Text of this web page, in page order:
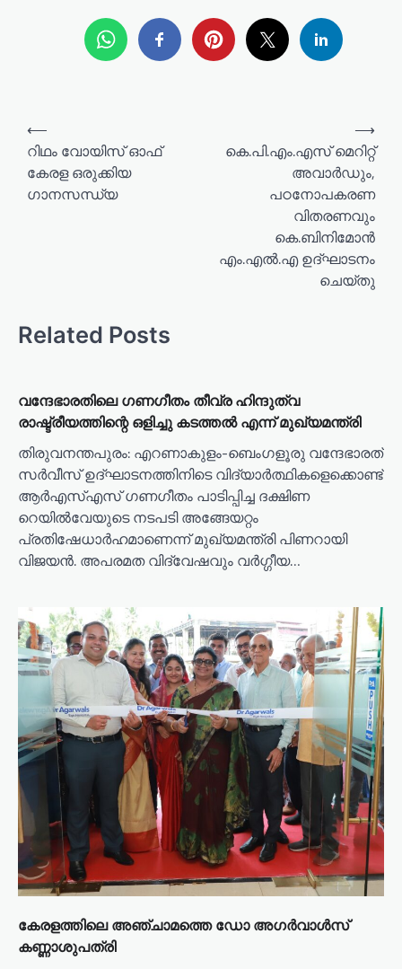
g
t
i
o
n
⟵
റിഥം വോയിസ് ഓഫ്
കേരള ഒരുക്കിയ
ഗാനസന്ധ്യ
കെ.പി.എം.എസ് മെറിറ്റ്
അവാർഡും,
പഠനോപകരണ
വിതരണവും
കെ.ബിനിമോൻ
എം.എൽ.എ ഉദ്ഘാടനം
ചെയ്തു
⟶
Related Posts
വന്ദേഭാരതിലെ ഗണഗീതം തീവ്ര ഹിന്ദുത്വ
രാഷ്ട്രീയത്തിന്റെ ഒളിച്ചു കടത്തല്‍ എന്ന് മുഖ്യമന്ത്രി
തിരുവനന്തപുരം: എറണാകുളം-ബെംഗളൂരു വന്ദേഭാരത്
സര്‍വീസ് ഉദ്ഘാടനത്തിനിടെ വിദ്യാര്‍ത്ഥികളെക്കൊണ്ട്
ആര്‍എസ്എസ് ഗണഗീതം പാടിപ്പിച്ച ദക്ഷിണ
റെയില്‍വേയുടെ നടപടി അങ്ങേയറ്റം
പ്രതിഷേധാര്‍ഹമാണെന്ന് മുഖ്യമന്ത്രി പിണറായി
വിജയന്‍. അപരമത വിദ്വേഷവും വര്‍ഗ്ഗീയ…
കേരളത്തിലെ അഞ്ചാമത്തെ ഡോ അഗർവാൾസ്
കണ്ണാശുപത്രി